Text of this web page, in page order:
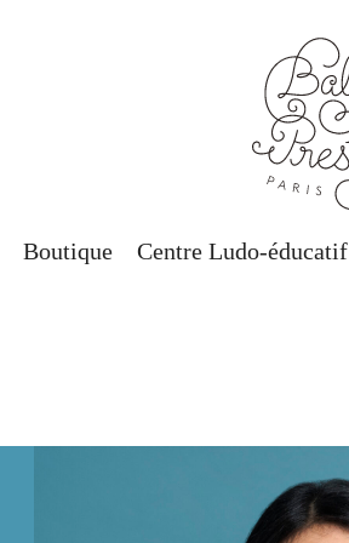
Boutique Centre Ludo-éducatif